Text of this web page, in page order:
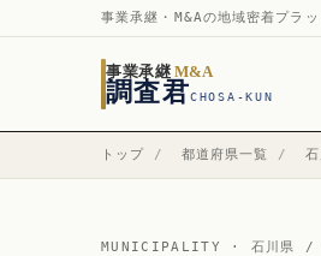
事業承継・M&Aの地域密着プラ
事業承継 M&A
調査君CHOSA-KUN
トップ / 都道府県一覧 /
MUNICIPALITY · 石川県 /